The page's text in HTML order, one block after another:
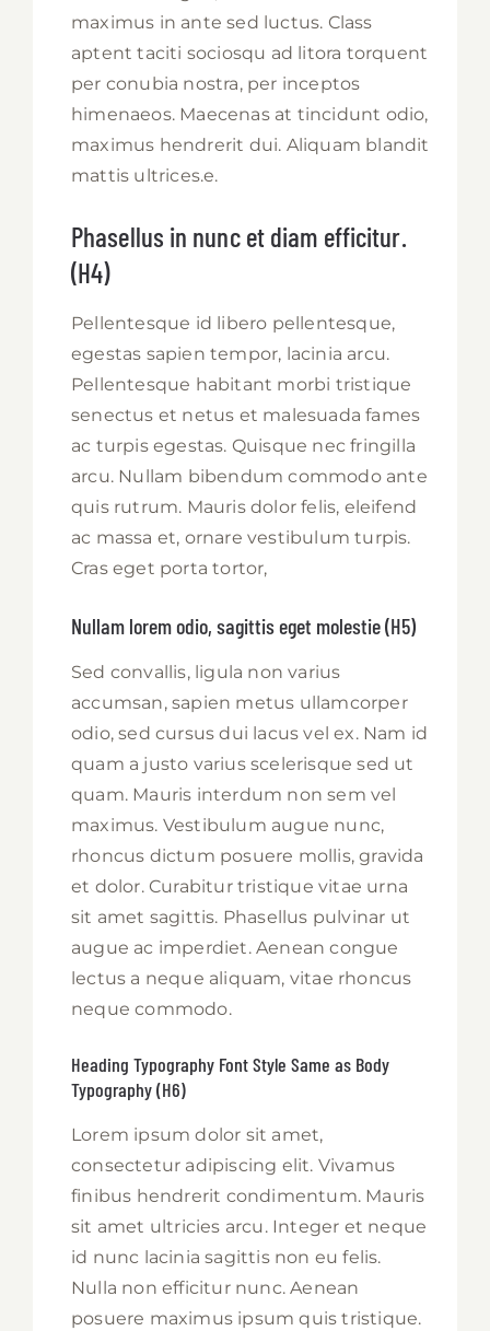
maximus in ante sed luctus. Class
aptent taciti sociosqu ad litora torquent
per conubia nostra, per inceptos
himenaeos. Maecenas at tincidunt odio,
maximus hendrerit dui. Aliquam blandit
mattis ultrices.e.
Phasellus in nunc et diam efficitur.
(H4)
Pellentesque id libero pellentesque,
egestas sapien tempor, lacinia arcu.
Pellentesque habitant morbi tristique
senectus et netus et malesuada fames
ac turpis egestas. Quisque nec fringilla
arcu. Nullam bibendum commodo ante
quis rutrum. Mauris dolor felis, eleifend
ac massa et, ornare vestibulum turpis.
Cras eget porta tortor,
Nullam lorem odio, sagittis eget molestie (H5)
Sed convallis, ligula non varius
accumsan, sapien metus ullamcorper
odio, sed cursus dui lacus vel ex. Nam id
quam a justo varius scelerisque sed ut
quam. Mauris interdum non sem vel
maximus. Vestibulum augue nunc,
rhoncus dictum posuere mollis, gravida
et dolor. Curabitur tristique vitae urna
sit amet sagittis. Phasellus pulvinar ut
augue ac imperdiet. Aenean congue
lectus a neque aliquam, vitae rhoncus
neque commodo.
Heading Typography Font Style Same as Body
Typography (H6)
Lorem ipsum dolor sit amet,
consectetur adipiscing elit. Vivamus
finibus hendrerit condimentum. Mauris
sit amet ultricies arcu. Integer et neque
id nunc lacinia sagittis non eu felis.
Nulla non efficitur nunc. Aenean
posuere maximus ipsum quis tristique.